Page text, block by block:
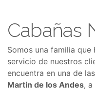
Cabañas
Somos una familia que
servicio de nuestros
encuentra en una de
Martin de los Andes,